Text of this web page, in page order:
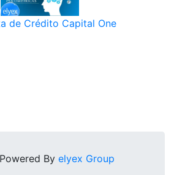
de Crédito Capital One
By elyex Group